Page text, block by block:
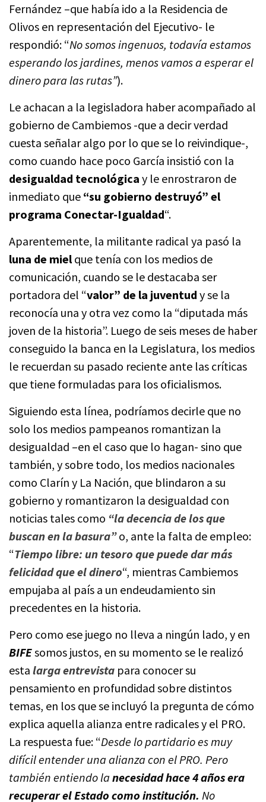
Fernández –que había ido a la Residencia de
Olivos en representación del Ejecutivo- le
respondió: “No somos ingenuos, todavía estamos
esperando los jardines, menos vamos a esperar el
dinero para las rutas”).
Le achacan a la legisladora haber acompañado al
gobierno de Cambiemos -que a decir verdad
cuesta señalar algo por lo que se lo reivindique-,
como cuando hace poco García insistió con la
desigualdad tecnológica y le enrostraron de
inmediato que “su gobierno destruyó” el
programa Conectar-Igualdad“.
Aparentemente, la militante radical ya pasó la
luna de miel que tenía con los medios de
comunicación, cuando se le destacaba ser
portadora del “valor” de la juventud y se la
reconocía una y otra vez como la “diputada más
joven de la historia”. Luego de seis meses de haber
conseguido la banca en la Legislatura, los medios
le recuerdan su pasado reciente ante las críticas
que tiene formuladas para los oficialismos.
Siguiendo esta línea, podríamos decirle que no
solo los medios pampeanos romantizan la
desigualdad –en el caso que lo hagan- sino que
también, y sobre todo, los medios nacionales
como Clarín y La Nación, que blindaron a su
gobierno y romantizaron la desigualdad con
noticias tales como “la decencia de los que
buscan en la basura”o, ante la falta de empleo:
“Tiempo libre: un tesoro que puede dar más
felicidad que el dinero“, mientras Cambiemos
empujaba al país a un endeudamiento sin
precedentes en la historia.
Pero como ese juego no lleva a ningún lado, y en
BIFEsomos justos, en su momento se le realizó
esta larga entrevista para conocer su
pensamiento en profundidad sobre distintos
temas, en los que se incluyó la pregunta de cómo
explica aquella alianza entre radicales y el PRO.
La respuesta fue: “Desde lo partidario es muy
difícil entender una alianza con el PRO. Pero
también entiendo la necesidad hace 4 años era
recuperar el Estado como institución. No